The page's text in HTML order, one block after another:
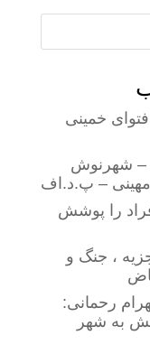
خمینی
– شهرنوش
– پ.د.اف
از افراد را پوشش
، جنگ و
رحمانی:
به شهر